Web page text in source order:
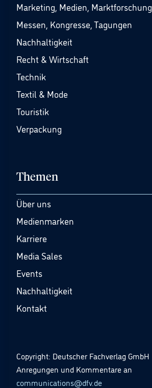
Marketing, Medien, Marktforschung
Messen, Kongresse, Tagungen
Nachhaltigkeit
Recht & Wirtschaft
Technik
Textil & Mode
Touristik
Verpackung
Themen
Über uns
Medienmarken
Karriere
Media Sales
Events
Nachhaltigkeit
Kontakt
Copyright: Deutscher Fachverlag GmbH
Anregungen und Kommentare an
communications@dfv.de